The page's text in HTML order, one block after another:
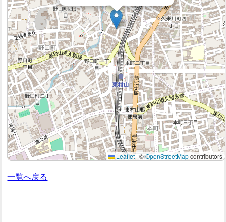
Leaflet|©OpenStreetMapcontributors
一覧へ戻る